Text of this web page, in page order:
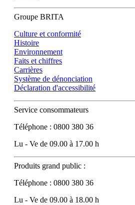
Groupe BRITA
Culture et conformité
Histoire
Environnement
Faits et chiffres
Carrières
Système de dénonciation
Déclaration d'accessibilité
Service consommateurs
Téléphone : 0800 380 36
Lu - Ve de 09.00 à 17.00 h
Produits grand public :
Téléphone : 0800 380 36
Lu - Ve de 09.00 à 18.00 h